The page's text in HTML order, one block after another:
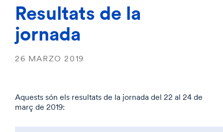
Resultats de la
jornada
26 MARZO 2019
Aquests són els resultats de la jornada del 22 al 24 de
març de 2019: